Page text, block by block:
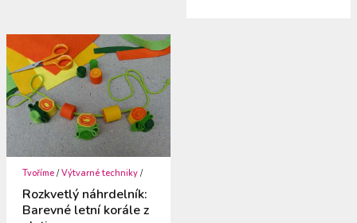
Tvoříme /Výtvarné techniky /
Rozkvetlý náhrdelník:
Barevné letní korále z